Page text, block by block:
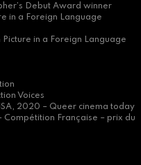
Debut Award winner
in a Foreign Language
in a Foreign Language
Voices
2020 – Queer cinema today
Compétition Française – prix du